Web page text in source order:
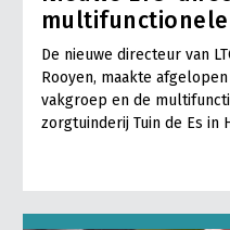
De nieuwe directeur van
Rooyen, maakte
vakgroep en de
zorgtuinderij Tuin de Es in